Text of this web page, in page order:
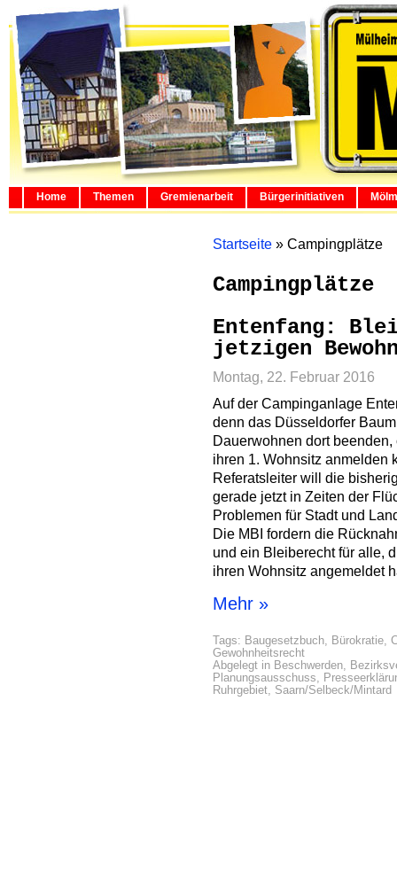
Home Themen Gremienarbeit Bürgerinitiativen
Startseite » Campingplätze
Campingplätze
Entenfang:
jetzigen
Montag, 22. Februar 2016
Auf der Campinganlage
denn das Düsseldorfer
Dauerwohnen dort
ihren 1. Wohnsitz anmelden
Referatsleiter will die
gerade jetzt in Zeiten der
Problemen für Stadt und
Die MBI fordern die
und ein Bleiberecht für alle,
ihren Wohnsitz angemeldet
Mehr »
Tags: Baugesetzbuch, Bürokratie,
Gewohnheitsrecht
Abgelegt in Beschwerden,
Planungsausschuss,
Ruhrgebiet, Saarn/Selbeck/Mintard